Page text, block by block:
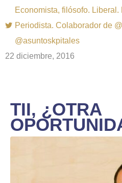
Economista, filósofo.
Periodista. Colaborador de
@asuntoskpitales
22 diciembre, 2016
TII, ¿OTRA